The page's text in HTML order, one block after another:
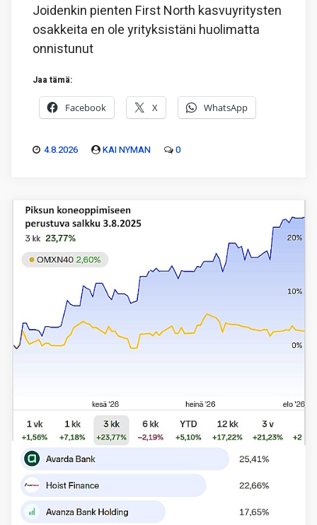
Joidenkin pienten First North kasvuyritysten
osakkeita en ole yrityksistäni huolimatta
onnistunut
Jaa tämä:
Facebook X WhatsApp
4.8.2026 KAI NYMAN 0